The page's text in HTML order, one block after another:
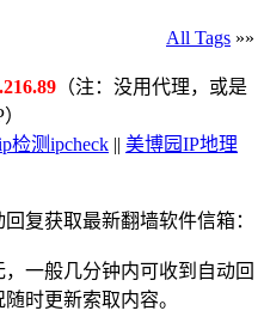
All Tags »»
（注：没用代理，或是
检测ipcheck || 美博园IP地理
回复获取最新翻墙软件信箱：
一般几分钟内可收到自动回
时更新索取内容。